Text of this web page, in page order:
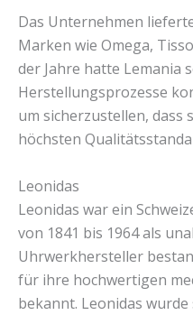
Das Unternehmen
Marken wie Omega,
der Jahre hatte Lemania
Herstellungsprozesse
um sicherzustellen, dass
höchsten
Leonidas
Leonidas war ein
von 1841 bis 1964 als
Uhrwerkhersteller
für ihre hochwertigen
bekannt. Leonidas